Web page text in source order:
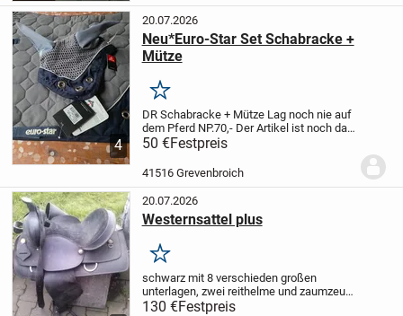
4
20.07.2026
Neu*Euro-Star Set Schabracke +
Mütze
Merken
DR Schabracke + MützeLag noch nie auf
dem PferdNP.70,- Der Artikel ist noch da
solange er eingestellt ist,
andere Artikel an
Ware wird unter...
50 €Festpreis
41516 Grevenbroich
20.07.2026
Westernsattel plus
Merken
schwarz mit 8 verschieden großen
unterlagen, zwei reithelme und zaumzeug
abzuholen kreis kh
130 €Festpreis